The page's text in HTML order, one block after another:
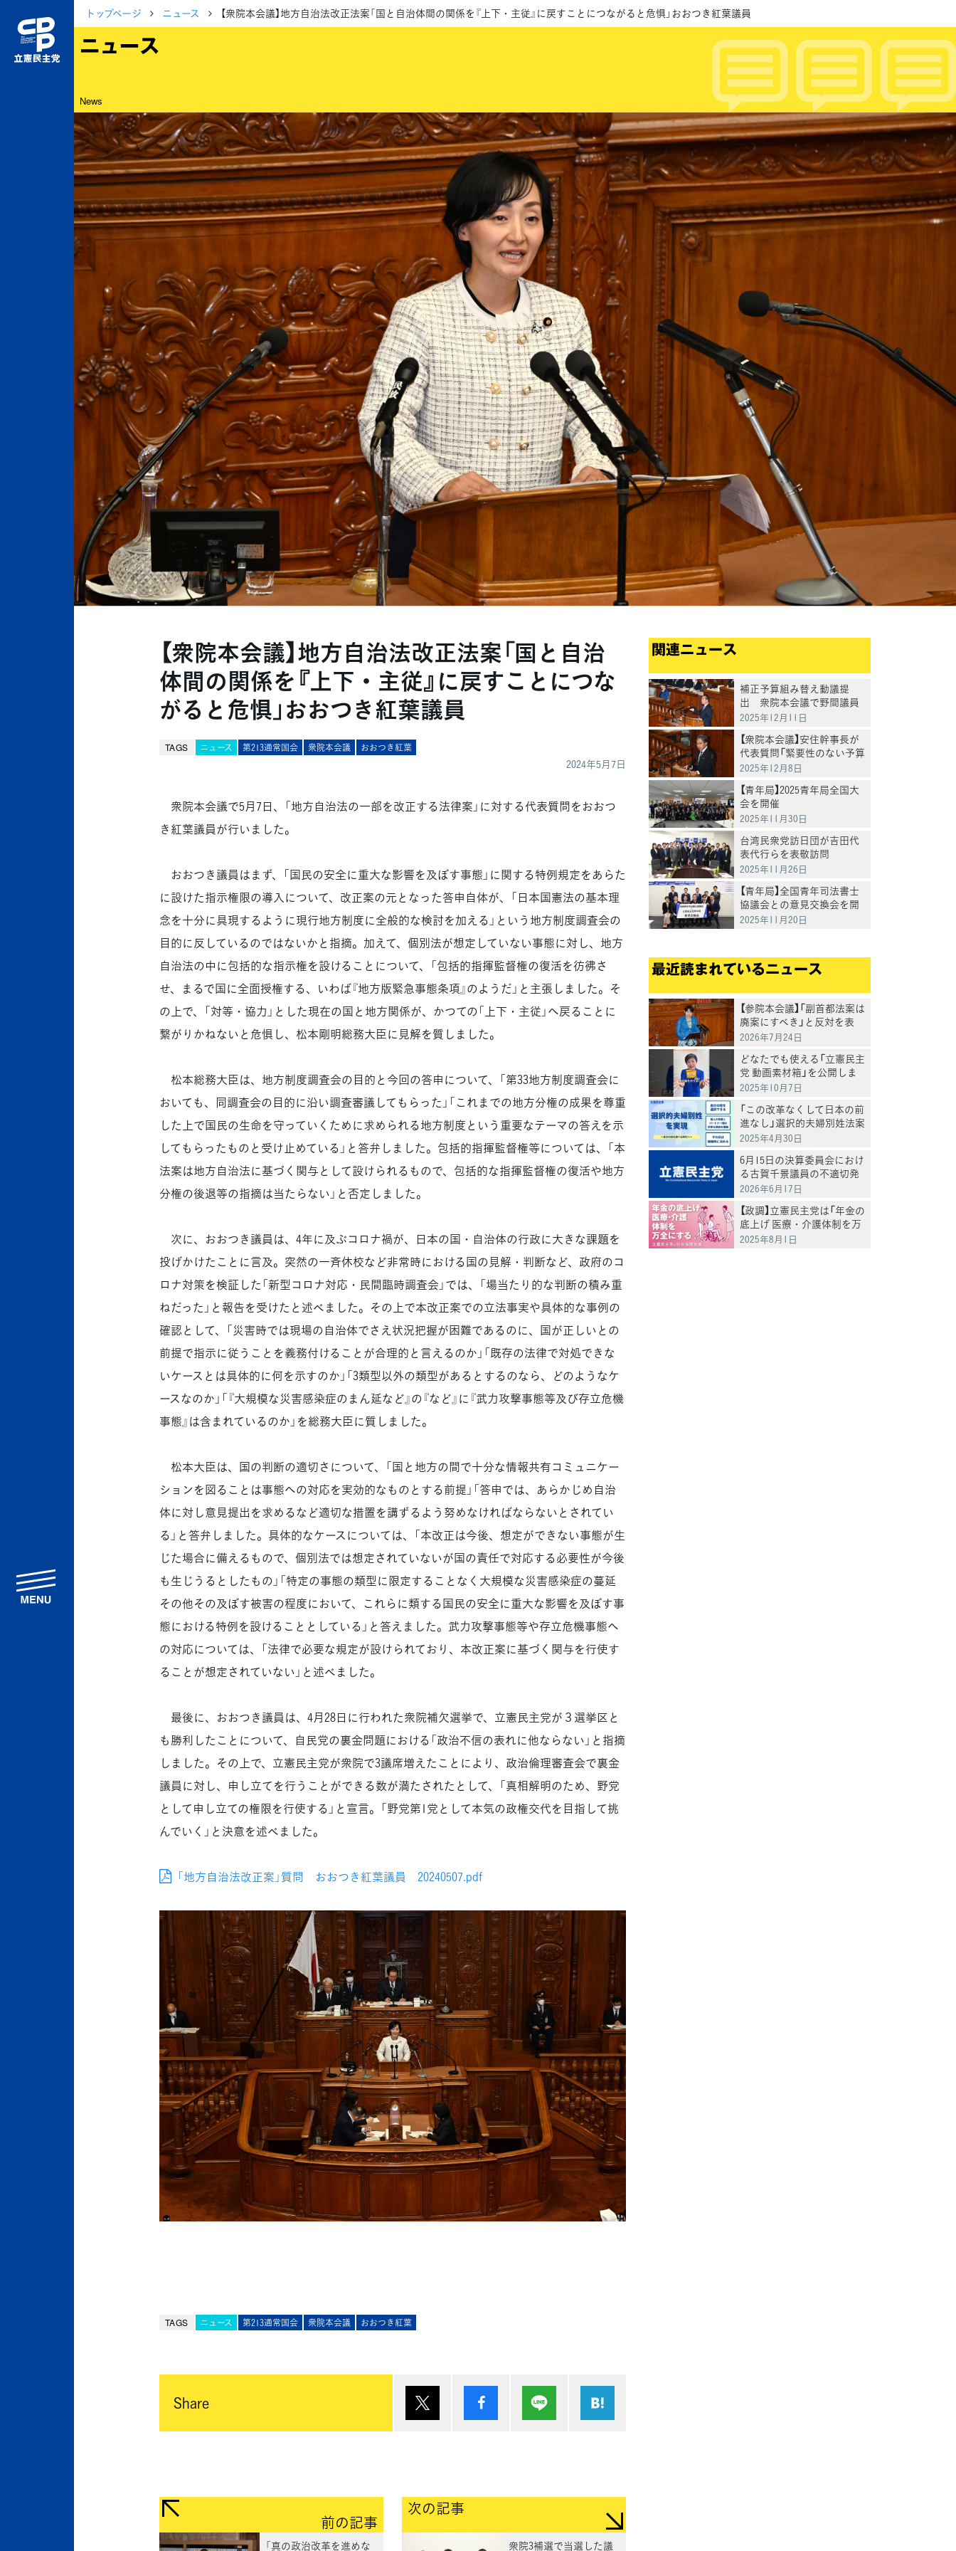
トップページ ニュース 【衆院本会議】地方自治法改正法案「国と自治体間の関係を『上下・主従』に戻すことにつながると危惧」おおつき紅葉議員
ニュース
News
【衆院本会議】地方自治法改正法案「国と自治
体間の関係を『上下・主従』に戻すことにつな
がると危惧」おおつき紅葉議員
TAGS ニュース 第213通常国会 衆院本会議 おおつき紅葉
2024年5月7日
衆院本会議で5月7日、「地方自治法の一部を改正する法律案」に対する代表質問をおおつ
き紅葉議員が行いました。
おおつき議員はまず、「国民の安全に重大な影響を及ぼす事態」に関する特例規定をあらた
に設けた指示権限の導入について、改正案の元となった答申自体が、「日本国憲法の基本理
念を十分に具現するように現行地方制度に全般的な検討を加える」という地方制度調査会の
目的に反しているのではないかと指摘。加えて、個別法が想定していない事態に対し、地方
自治法の中に包括的な指示権を設けることについて、「包括的指揮監督権の復活を彷彿さ
せ、まるで国に全面授権する、いわば『地方版緊急事態条項』のようだ」と主張しました。そ
の上で、「対等・協力」とした現在の国と地方関係が、かつての「上下・主従」へ戻ることに
繋がりかねないと危惧し、松本剛明総務大臣に見解を質しました。
松本総務大臣は、地方制度調査会の目的と今回の答申について、「第33地方制度調査会に
おいても、同調査会の目的に沿い調査審議してもらった」「これまでの地方分権の成果を尊重
した上で国民の生命を守っていくために求められる地方制度という重要なテーマの答えを示
してもらったものと受け止めている」と答弁しました。包括的指揮監督権等については、「本
法案は地方自治法に基づく関与として設けられるもので、包括的な指揮監督権の復活や地方
分権の後退等の指摘は当たらない」と否定しました。
次に、おおつき議員は、4年に及ぶコロナ禍が、日本の国・自治体の行政に大きな課題を
投げかけたことに言及。突然の一斉休校など非常時における国の見解・判断など、政府のコ
ロナ対策を検証した「新型コロナ対応・民間臨時調査会」では、「場当たり的な判断の積み重
ねだった」と報告を受けたと述べました。その上で本改正案での立法事実や具体的な事例の
確認として、「災害時では現場の自治体でさえ状況把握が困難であるのに、国が正しいとの
前提で指示に従うことを義務付けることが合理的と言えるのか」「既存の法律で対処できな
いケースとは具体的に何を示すのか」「3類型以外の類型があるとするのなら、どのようなケ
ースなのか」「『大規模な災害感染症のまん延など』の『など』に『武力攻撃事態等及び存立危機
事態』は含まれているのか」を総務大臣に質しました。
松本大臣は、国の判断の適切さについて、「国と地方の間で十分な情報共有コミュニケー
ションを図ることは事態への対応を実効的なものとする前提」「答申では、あらかじめ自治
体に対し意見提出を求めるなど適切な措置を講ずるよう努めなければならないとされてい
る」と答弁しました。具体的なケースについては、「本改正は今後、想定ができない事態が生
じた場合に備えるもので、個別法では想定されていないが国の責任で対応する必要性が今後
も生じうるとしたもの」「特定の事態の類型に限定することなく大規模な災害感染症の蔓延
その他その及ぼす被害の程度において、これらに類する国民の安全に重大な影響を及ぼす事
態における特例を設けることとしている」と答えました。武力攻撃事態等や存立危機事態へ
の対応については、「法律で必要な規定が設けられており、本改正案に基づく関与を行使す
ることが想定されていない」と述べました。
最後に、おおつき議員は、4月28日に行われた衆院補欠選挙で、立憲民主党が３選挙区と
も勝利したことについて、自民党の裏金問題における「政治不信の表れに他ならない」と指摘
しました。その上で、立憲民主党が衆院で3議席増えたことにより、政治倫理審査会で裏金
議員に対し、申し立てを行うことができる数が満たされたとして、「真相解明のため、野党
として申し立ての権限を行使する」と宣言。「野党第1党として本気の政権交代を目指して挑
んでいく」と決意を述べました。
「地方自治法改正案」質問 おおつき紅葉議員 20240507.pdf
TAGS ニュース 第213通常国会 衆院本会議 おおつき紅葉
Share シェア Lineで送る
前の記事
「真の政治改革を進めな
次の記事
衆院3補選で当選した議
関連ニュース
補正予算組み替え動議提
出 衆院本会議で野間議員
が政府案に反対討論
2025年12月11日
【衆院本会議】安住幹事長が
代表質問「緊要性のない予算
を削り、国民支援へ」、補正
革"を厳しく追及
2025年12月8日
【青年局】2025青年局全国大
会を開催
2025年11月30日
台湾民衆党訪日団が吉田代
表代行らを表敬訪問
2025年11月26日
【青年局】全国青年司法書士
協議会との意見交換会を開
催
2025年11月20日
最近読まれているニュース
【参院本会議】「副首都法案は
廃案にすべき」と反対を表
明 岸真紀子議員
2026年7月24日
どなたでも使える「立憲民主
党 動画素材箱」を公開しま
した
2025年10月7日
「この改革なくして日本の前
進なし」選択的夫婦別姓法案
を提出
2025年4月30日
6月15日の決算委員会におけ
る古賀千景議員の不適切発
言と処分について
2026年6月17日
【政調】立憲民主党は「年金の
底上げ 医療・介護体制を万
全にする」
2025年8月1日